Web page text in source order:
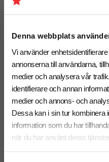
Denna webbplats
Vi använder
annonserna till användarna,
medier och analysera vår
identifierare och annan
medier och annons- och
Dessa kan i sin tur kombinera
information som du har
när du har använt deras
• Standard:
Behöver du leverans till
så hjälper vi dig hitta rätt
Hitta rätt sweatshirt för
Jämför fler modeller med
premiumkänsla, och olika
sweatshirts med tryck